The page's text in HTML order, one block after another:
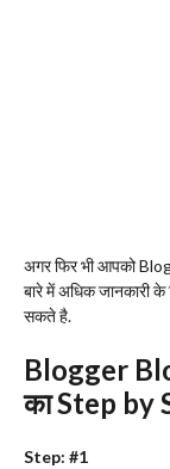
अगर फिर भी आपको
बारे में अधिक जानकारी के
सकते है.
Blogger
का Step by
Step: #1